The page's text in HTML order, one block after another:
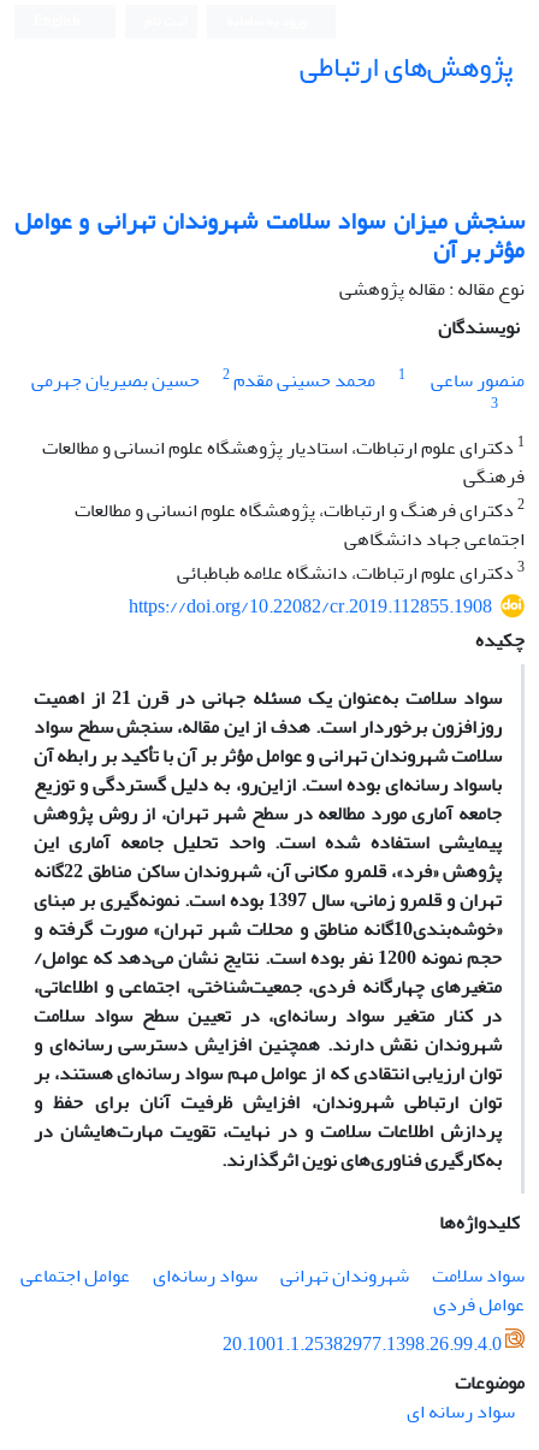
پژوهش‌های ارتباطی
سنجش میزان سواد سلامت شهروندان تهرانی و عوامل
مؤثر بر آن
نوع مقاله : مقاله پژوهشی
نویسندگان
منصور ساعی
1 محمد حسینی مقدم2 حسین بصیریان جهرمی
3
1 دکترای علوم ارتباطات، استادیار پژوهشگاه علوم انسانی و مطالعات
فرهنگی
2دکترای فرهنگ و ارتباطات، پژوهشگاه علوم انسانی و مطالعات
اجتماعی جهاد دانشگاهی
3دکترای علوم ارتباطات، دانشگاه علامه طباطبائی
https://doi.org/10.22082/cr.2019.112855.1908
چکیده
سواد سلامت به‌عنوان یک مسئله جهانی در قرن 21 از اهمیت
روزافزون برخوردار است. هدف از این مقاله، سنجش سطح سواد
سلامت شهروندان تهرانی و عوامل مؤثر بر آن با تأکید بر رابطه آن
باسواد رسانه‌ای بوده است. ازاین‌رو، به دلیل گستردگی و توزیع
جامعه آماری مورد مطالعه در سطح شهر تهران، از روش پژوهش
پیمایشی استفاده شده است. واحد تحلیل جامعه آماری این
پژوهش «فرد»، قلمرو مکانی آن، شهروندان ساکن مناطق 22گانه
تهران و قلمرو زمانی، سال 1397 بوده است. نمونه‌گیری بر مبنای
«خوشه‌بندی10‌گانه مناطق و محلات شهر تهران» صورت گرفته و
حجم نمونه 1200 نفر بوده است. نتایج نشان می‌دهد که عوامل/
متغیرهای چهارگانه فردی، جمعیت‌شناختی، اجتماعی و اطلاعاتی،
در کنار متغیر سواد رسانه‌ای، در تعیین سطح سواد سلامت
شهروندان نقش دارند. همچنین افزایش دسترسی رسانه‌ای و
توان ارزیابی انتقادی که از عوامل مهم سواد رسانه‌ای هستند، بر
توان ارتباطی شهروندان، افزایش ظرفیت آنان برای حفظ و
پردازش اطلاعات سلامت و در نهایت، تقویت مهارت‌هایشان در
به‌کارگیری فناوری‌های نوین اثرگذارند.
کلیدواژه‌ها
سواد سلامت
شهروندان تهرانی سواد رسانه‌ای
عوامل اجتماعی
عوامل فردی
20.1001.1.25382977.1398.26.99.4.0
موضوعات
سواد رسانه‌ ای